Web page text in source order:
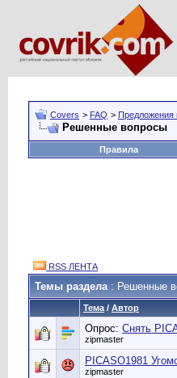
Covers > FAQ > Предложения
Решенные вопросы
Правила
RSS ЛЕНТА
Темы раздела: Решенные
Тема / Автор
Опрос: Снять
zipmaster
PICASO1981
zipmaster